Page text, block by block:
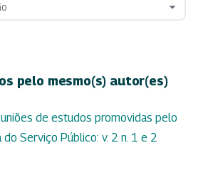
pelo mesmo(s) autor(es)
de estudos promovidas pelo
do Serviço Público: v. 2 n. 1 e 2